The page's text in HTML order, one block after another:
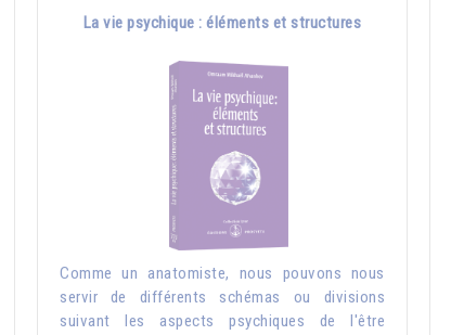
La vie psychique : éléments et structures
Comme un anatomiste, nous pouvons nous
servir de différents schémas ou divisions
suivant les aspects psychiques de l'être